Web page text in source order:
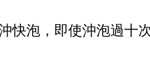
泡，即使沖泡過十